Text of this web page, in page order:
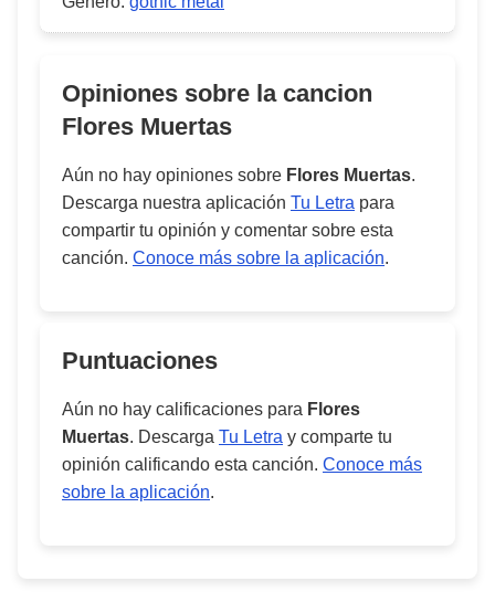
Opiniones sobre la cancion
Flores Muertas
Aún no hay opiniones sobre Flores Muertas.
Descarga nuestra aplicación Tu Letra para
compartir tu opinión y comentar sobre esta
canción. Conoce más sobre la aplicación.
Puntuaciones
Aún no hay calificaciones para Flores
Muertas. Descarga Tu Letra y comparte tu
opinión calificando esta canción. Conoce más
sobre la aplicación.